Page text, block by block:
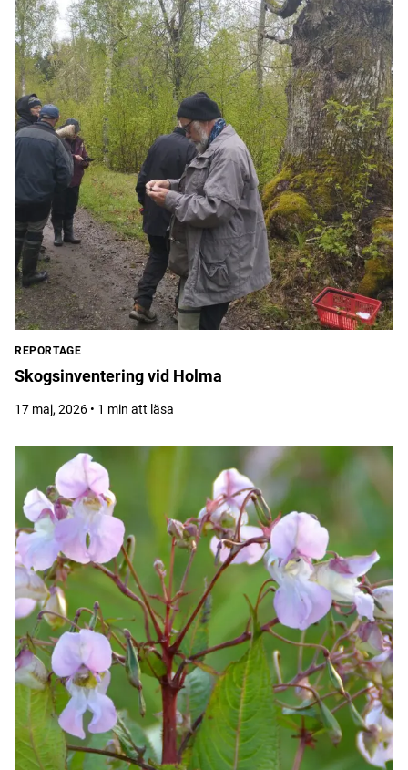
REPORTAGE
Skogsinventering vid Holma
17 maj, 2026 • 1 min att läsa